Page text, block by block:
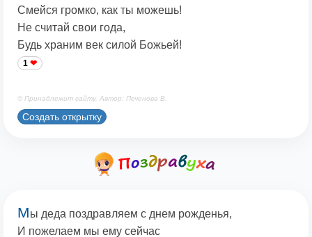
Смейся громко, как ты можешь!
Не считай свои года,
Будь храним век силой Божьей!
1
© Принадлежит сайту. Автор: Печенова В.
Создать открытку
Мы деда поздравляем с днем рожденья,
И пожелаем мы ему сейчас